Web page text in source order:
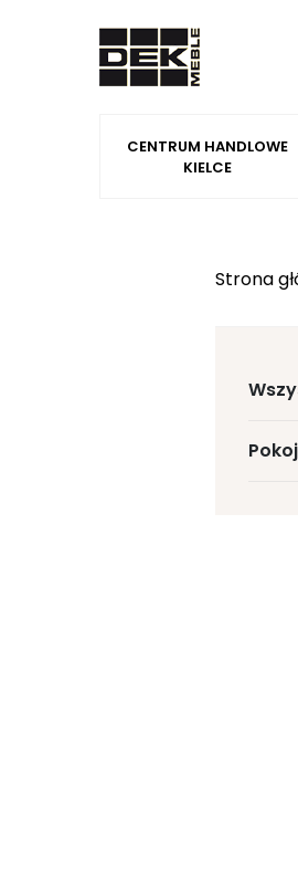
CENTRUM HANDLOWE
KIELCE
Strona